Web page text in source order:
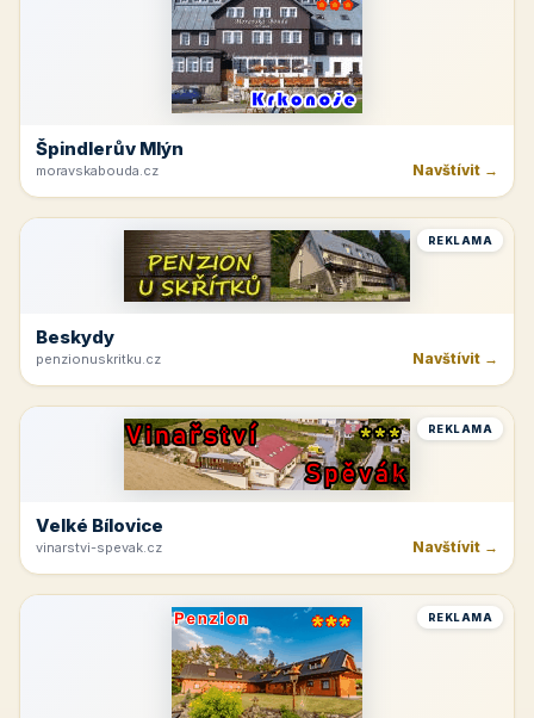
Špindlerův Mlýn
moravskabouda.cz Navštívit →
REKLAMA
Beskydy
penzionuskritku.cz Navštívit →
REKLAMA
Velké Bílovice
vinarstvi-spevak.cz Navštívit →
REKLAMA